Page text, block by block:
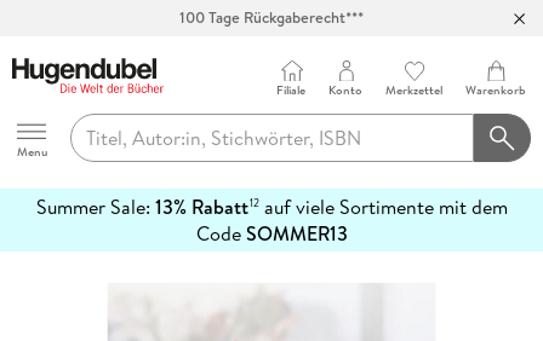
100 Tage Rückgaberecht***
Hugendubel
Menu
Filiale Konto Merkzettel Warenkorb
Summer Sale: 13% Rabatt12auf viele Sortimente mit dem
CodeSOMMER13
erfahren